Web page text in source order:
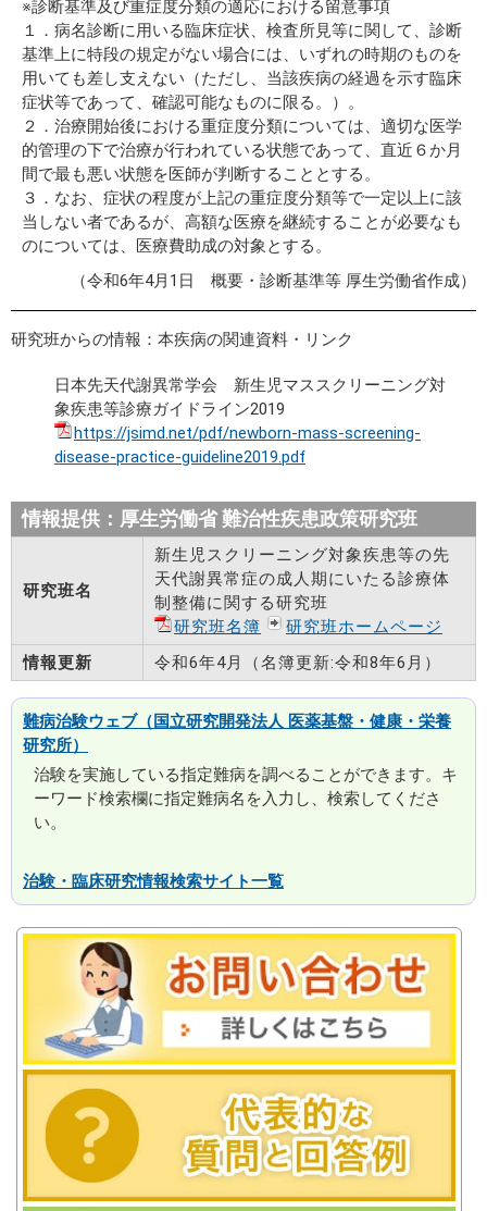
※診断基準及び重症度分類の適応における留意事項
１．病名診断に用いる臨床症状、検査所見等に関して、診断
基準上に特段の規定がない場合には、いずれの時期のものを
用いても差し支えない（ただし、当該疾病の経過を示す臨床
症状等であって、確認可能なものに限る。）。
２．治療開始後における重症度分類については、適切な医学
的管理の下で治療が行われている状態であって、直近６か月
間で最も悪い状態を医師が判断することとする。
３．なお、症状の程度が上記の重症度分類等で一定以上に該
当しない者であるが、高額な医療を継続することが必要なも
のについては、医療費助成の対象とする。
（令和6年4月1日 概要・診断基準等 厚生労働省作成）
研究班からの情報：本疾病の関連資料・リンク
日本先天代謝異常学会 新生児マススクリーニング対
象疾患等診療ガイドライン2019
https://jsimd.net/pdf/newborn-mass-screening-
disease-practice-guideline2019.pdf
情報提供：厚生労働省 難治性疾患政策研究班
研究班名
新生児スクリーニング対象疾患等の先
天代謝異常症の成人期にいたる診療体
制整備に関する研究班
研究班名簿
研究班ホームページ
情報更新
令和6年4月（名簿更新:令和8年6月）
難病治験ウェブ（国立研究開発法人 医薬基盤・健康・栄養
研究所）
治験を実施している指定難病を調べることができます。キ
ーワード検索欄に指定難病名を入力し、検索してくださ
い。
治験・臨床研究情報検索サイト一覧